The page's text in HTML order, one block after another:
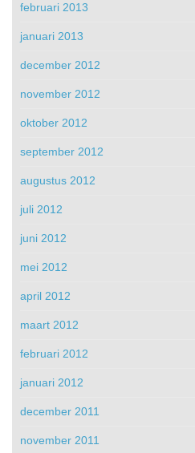
februari 2013
januari 2013
december 2012
november 2012
oktober 2012
september 2012
augustus 2012
juli 2012
juni 2012
mei 2012
april 2012
maart 2012
februari 2012
januari 2012
december 2011
november 2011